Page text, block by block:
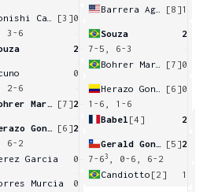
[3]0
3-6
2
0
2-6
[7]2
[6]2
6-2
Garcia
0
Murcia
0
[8]1
Souza
2
7-5, 6-3
[7]0
[6]0
1-6, 1-6
Babel [4] 2
[5]2
7-63
, 0-6, 6-2
Candiotto [2] 1